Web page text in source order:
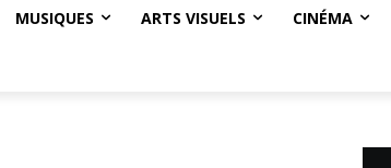
MUSIQUES ARTS VISUELS CINÉMA